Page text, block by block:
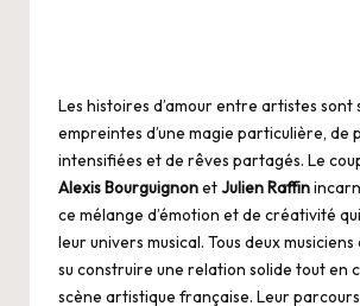
Les histoires d’amour entre artistes sont
empreintes d’une magie particulière, de
intensifiées et de rêves partagés. Le
Alexis BourguignonetJulien Raffin
ce mélange d’émotion et de créativité
leur univers musical. Tous deux
su construire une relation solide tout en
scène artistique française. Leur parcours